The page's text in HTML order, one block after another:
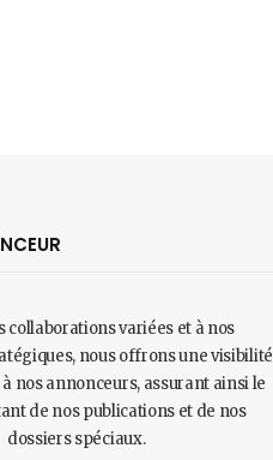
collaborations variées et à nos
nous offrons une visibilité
nos annonceurs, assurant ainsi le
de nos publications et de nos
dossiers spéciaux.